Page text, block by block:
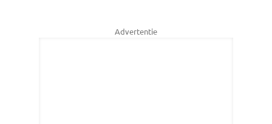
Advertentie